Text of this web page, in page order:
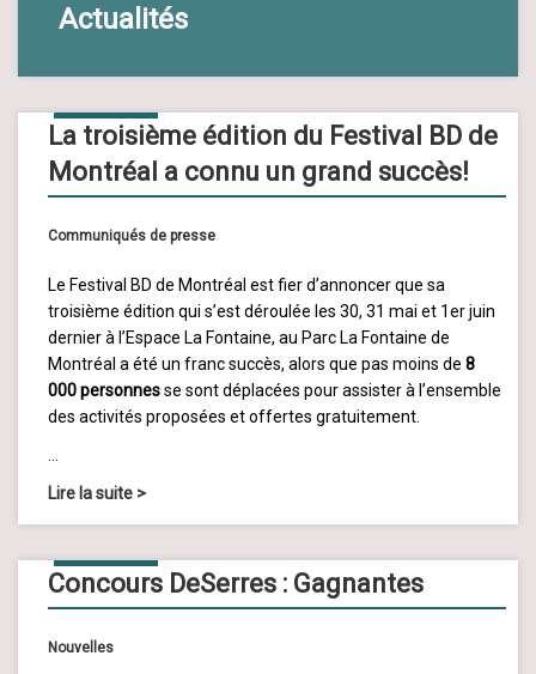
Actualités
La troisième édition du Festival BD de
Montréal a connu un grand succès!
Communiqués de presse
Le Festival BD de Montréal est fier d’annoncer que sa
troisième édition qui s’est déroulée les 30, 31 mai et 1er juin
dernier à l’Espace La Fontaine, au Parc La Fontaine de
Montréal a été un franc succès, alors que pas moins de 8
000 personnesse sont déplacées pour assister à l’ensemble
des activités proposées et offertes gratuitement.
…
Lire la suite >
Concours DeSerres : Gagnantes
Nouvelles